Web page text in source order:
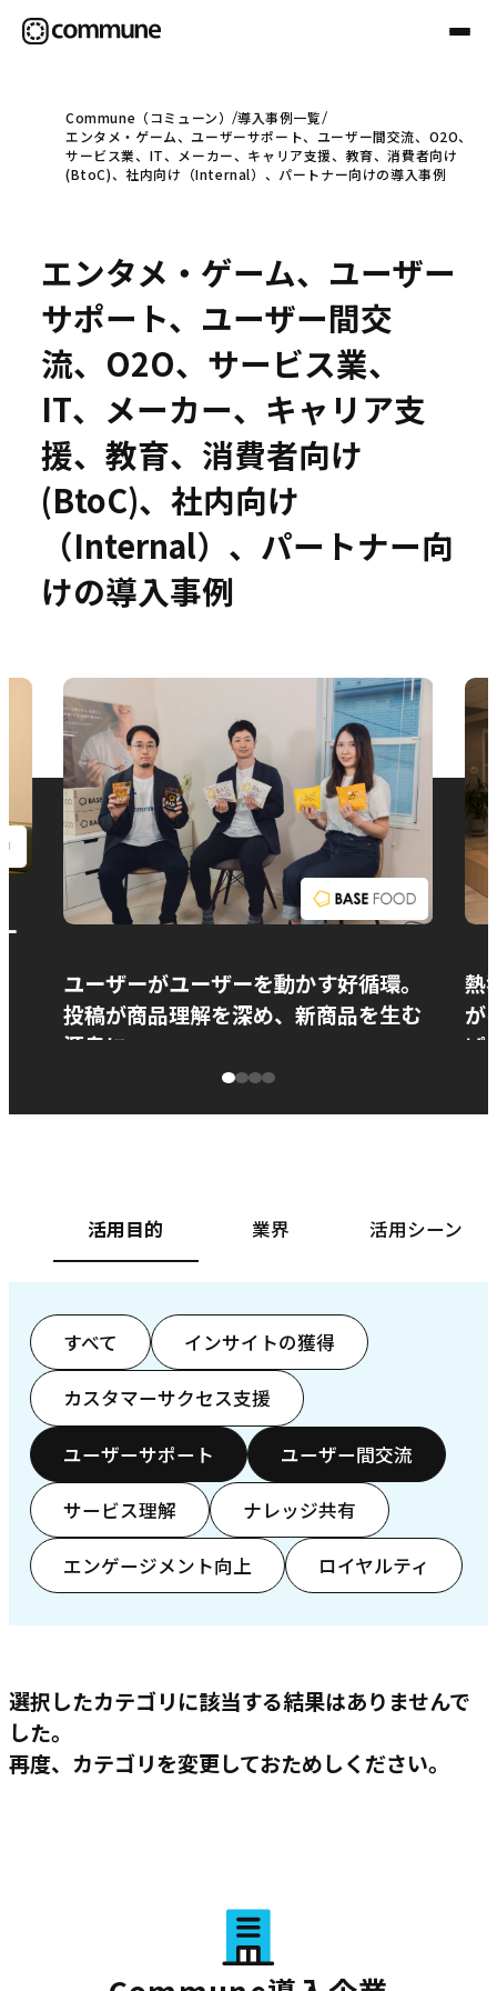
Communeについて
事例
お役立ち情報
お問い合わせ
Commune（コミューン）
導入事例一覧
エンタメ・ゲーム、ユーザーサポート、ユーザー間交流、O2O、
サービス業、IT、メーカー、キャリア支援、教育、消費者向け
(BtoC)、社内向け（Internal）、パートナー向けの導入事例
エンタメ・ゲーム、ユーザー
サポート、ユーザー間交
流、O2O、サービス業、
IT、メーカー、キャリア支
援、教育、消費者向け
(BtoC)、社内向け
（Internal）、パートナー向
けの導入事例
ユーザーがユーザーを動かす好循環。
投稿が商品理解を深め、新商品を生む
源泉に
熱
が
ぱ
活用目的 業界 活用シーン
すべて インサイトの獲得
カスタマーサクセス支援
ユーザーサポート ユーザー間交流
サービス理解 ナレッジ共有
エンゲージメント向上 ロイヤルティ
選択したカテゴリに該当する結果はありませんで
した。
再度、カテゴリを変更しておためしください。